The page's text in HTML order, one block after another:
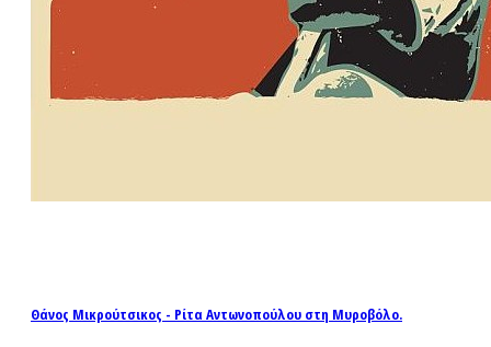
Θάνος Μικρούτσικος - Ρίτα Αντωνοπούλου στη Μυροβόλο.